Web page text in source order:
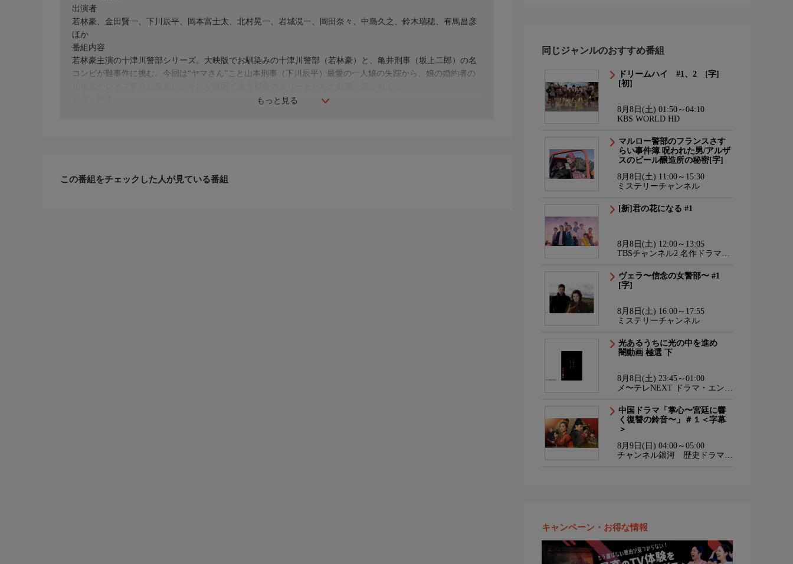
もっと見る
出演者
若林豪、金田賢一、下川辰平、岡本富士太、北村晃一、岩城滉一、岡田奈々、中島久之、鈴木瑞穂、有馬昌彦
ほか
番組内容
若林豪主演の十津川警部シリーズ。大映版でお馴染みの十津川警部（若林豪）と、亀井刑事（坂上二郎）の名
コンビが難事件に挑む。今回は“ヤマさん”こと山本刑事（下川辰平）最愛の一人娘の失踪から、娘の婚約者の
ディレクター
この番組をチェックした人が見ている番組
同じジャンルのおすすめ番組
ドリームハイ #1、2 [字]
[初]
8月8日(土) 01:50～04:10
KBS WORLD HD
マルロー警部のフランスさす
らい事件簿 呪われた男/アルザ
スのビール醸造所の秘密[字]
8月8日(土) 11:00～15:30
ミステリーチャンネル
[新]君の花になる #1
8月8日(土) 12:00～13:05
TBSチャンネル2 名作ドラマ・
ヴェラ〜信念の女警部〜 #1
[字]
8月8日(土) 16:00～17:55
ミステリーチャンネル
光あるうちに光の中を進め
闇動画 極選 下
8月8日(土) 23:45～01:00
メ〜テレNEXT ドラマ・エンタ
中国ドラマ「掌心〜宮廷に響
く復讐の鈴音〜」＃１＜字幕
＞
8月9日(日) 04:00～05:00
チャンネル銀河 歴史ドラマ・
キャンペーン・お得な情報